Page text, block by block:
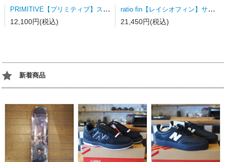
PRIMITIVE【プリミティブ】スケートボードデッキ NUEVO SCRIPT WHITE/DODGERS BLUE
12,100円(税込)
ratio fin【レイシオフィン】サーフボードフィン FCSⅡ用トライフィン Sサイズ カラーストライプ
21,450円(税込)
新着商品